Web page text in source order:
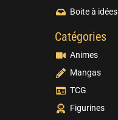
Boite à idées
Catégories
Animes
Mangas
TCG
Figurines